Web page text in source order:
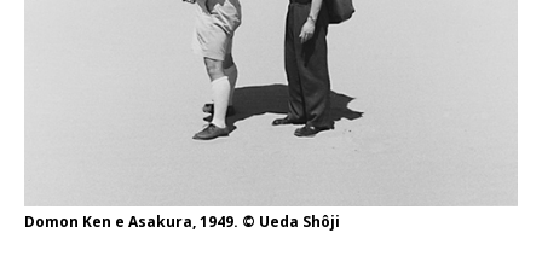
Domon Ken e Asakura, 1949. © Ueda Shôji